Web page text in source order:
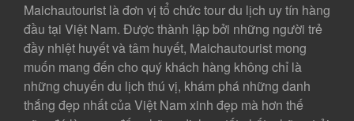
Maichautourist là đơn vị tổ chức tour du lịch uy tín hàng
đầu tại Việt Nam. Được thành lập bởi những người trẻ
đầy nhiệt huyết và tâm huyết, Maichautourist mong
muốn mang đến cho quý khách hàng không chỉ là
những chuyến du lịch thú vị, khám phá những danh
thắng đẹp nhất của Việt Nam xinh đẹp mà hơn thế